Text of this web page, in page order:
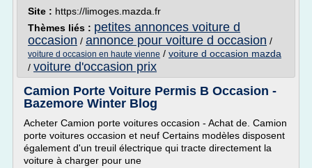
Site : https://limoges.mazda.fr
Thèmes liés : petites annonces voiture d
occasion / annonce pour voiture d occasion /
voiture d occasion en haute vienne / voiture d occasion mazda
/ voiture d'occasion prix
Camion Porte Voiture Permis B Occasion -
Bazemore Winter Blog
Acheter Camion porte voitures occasion - Achat de. Camion
porte voitures occasion et neuf Certains modèles disposent
également d'un treuil électrique qui tracte directement la
voiture à charger pour une